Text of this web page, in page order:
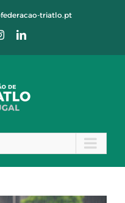
triatlo.pt
InstagramLinkedIn